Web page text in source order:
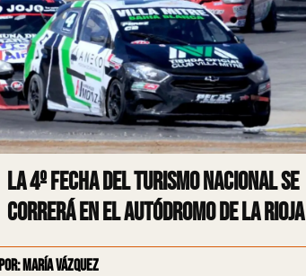
La 4º fecha del Turismo Nacional se
correrá en el Autódromo de La Rioja
Por: María Vázquez